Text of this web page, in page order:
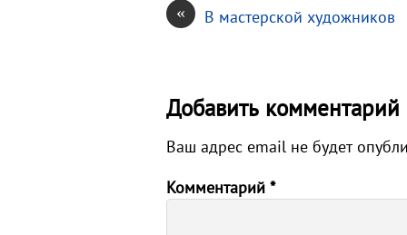
« В мастерской художников
Добавить комментарий
Ваш адрес email не будет
Комментарий *